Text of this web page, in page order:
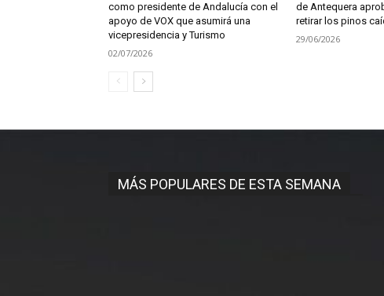
como presidente de Andalucía con el
apoyo de VOX que asumirá una
vicepresidencia y Turismo
02/07/2026
de Antequera
retirar los pinos
29/06/2026
MÁS POPULARES DE ESTA SEMANA